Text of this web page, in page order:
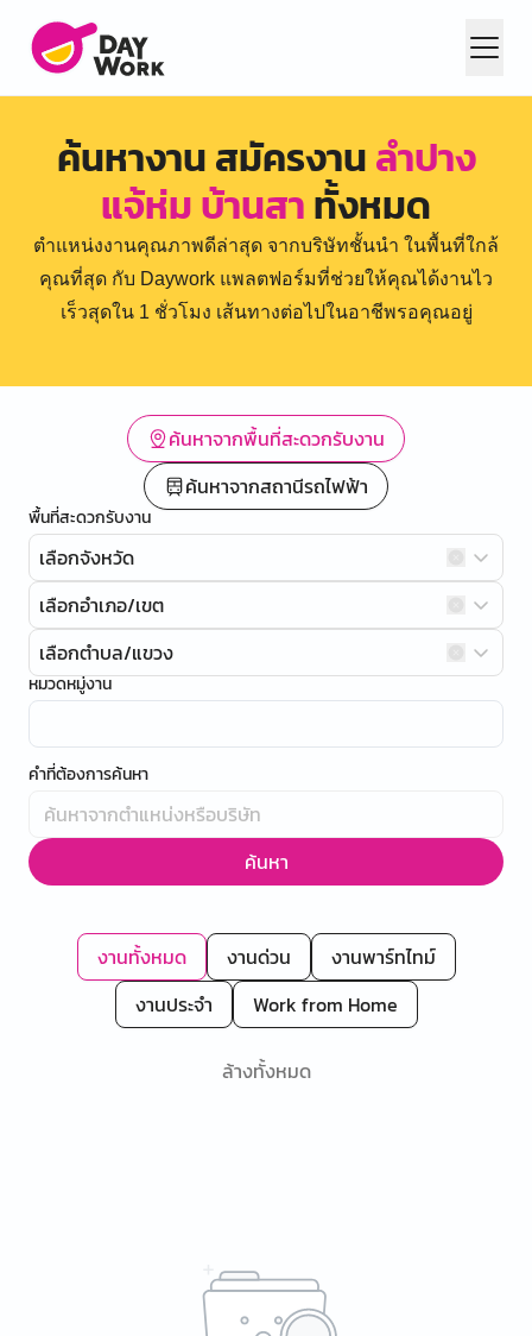
ค้นหางาน สมัครงานลำปาง
แจ้ห่ม บ้านสาทั้งหมด
ตำแหน่งงานคุณภาพดีล่าสุด จากบริษัทชั้นนำ ในพื้นที่ใกล้
คุณที่สุด กับ Daywork แพลตฟอร์มที่ช่วยให้คุณได้งานไว
เร็วสุดใน 1 ชั่วโมง เส้นทางต่อไปในอาชีพรอคุณอยู่
ค้นหาจากพื้นที่สะดวกรับงาน
ค้นหาจากสถานีรถไฟฟ้า
พื้นที่สะดวกรับงาน
เลือกจังหวัด
เลือกอำเภอ/เขต
เลือกตำบล/แขวง
หมวดหมู่งาน
คำที่ต้องการค้นหา
ค้นหา
งานทั้งหมด งานด่วน
งานพาร์ทไทม์
งานประจำ
Work from Home
ล้างทั้งหมด